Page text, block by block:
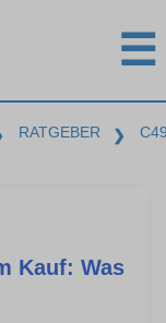
☰
RATGEBER ❯
Kauf: Was